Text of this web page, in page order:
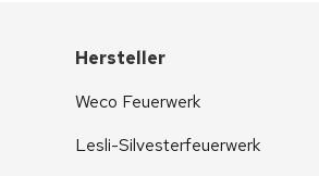
Hersteller
Weco Feuerwerk
Lesli-Silvesterfeuerwerk